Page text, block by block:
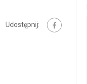
Udostępnij: